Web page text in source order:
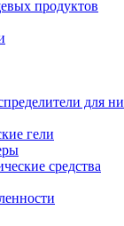
продуктов
для
гели
средства